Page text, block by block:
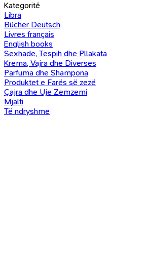
Kategoritë
Libra
Bücher Deutsch
Livres français
English books
Sexhade, Tespih dhe Pllakata
Krema, Vajra dhe Diverses
Parfuma dhe Shampona
Produktet e Farës së zezë
Çajra dhe Uje Zemzemi
Mjalti
Të ndryshme